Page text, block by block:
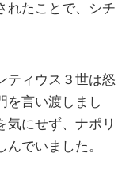
れたことで、シチ
ティウス３世は怒
を言い渡しまし
気にせず、ナポリ
でいました。